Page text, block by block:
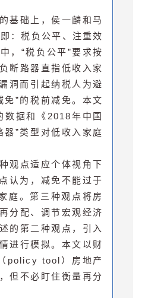
基础上，侯一麟和马
：税负公平、注重效
，“税负公平”要求按
断路器直指低收入家
洞而引起纳税人为避
”的税前减免。本文
据和《2018年中国
”类型对低收入家庭
观点适应个体视角下
认为，减免不能过于
庭。第三种观点将房
分配、调节宏观经济
的第二种观点，引入
进行模拟。本文以财
policy tool）房地产
但不必盯住衡量再分